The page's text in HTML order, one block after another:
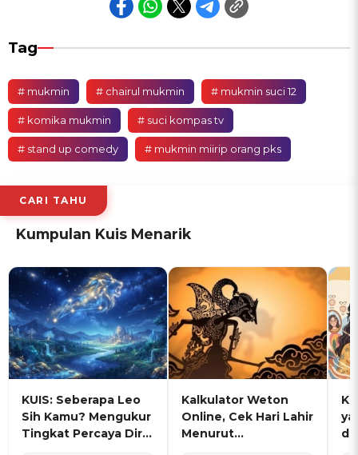
Tag
# mukmin # chairul mukmin # mukmin suci 12
# komika mukmin # suci kompas tv
# stand up comedy # mukmin miirip orang pks
CARI TAHU
Kumpulan Kuis Menarik
KUIS: Seberapa Leo
Sih Kamu? Mengukur
Tingkat Percaya Diri
Kalkulator Weton
Online, Cek Hari Lahir
Menurut